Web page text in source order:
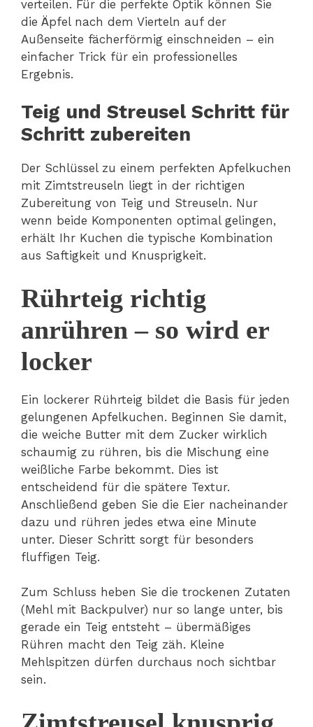
verteilen. Für die perfekte Optik können Sie
die Äpfel nach dem Vierteln auf der
Außenseite fächerförmig einschneiden – ein
einfacher Trick für ein professionelles
Ergebnis.
Teig und Streusel Schritt für
Schritt zubereiten
Der Schlüssel zu einem perfekten Apfelkuchen
mit Zimtstreuseln liegt in der richtigen
Zubereitung von Teig und Streuseln. Nur
wenn beide Komponenten optimal gelingen,
erhält Ihr Kuchen die typische Kombination
aus Saftigkeit und Knusprigkeit.
Rührteig richtig
anrühren – so wird er
locker
Ein lockerer Rührteig bildet die Basis für jeden
gelungenen Apfelkuchen. Beginnen Sie damit,
die weiche Butter mit dem Zucker wirklich
schaumig zu rühren, bis die Mischung eine
weißliche Farbe bekommt. Dies ist
entscheidend für die spätere Textur.
Anschließend geben Sie die Eier nacheinander
dazu und rühren jedes etwa eine Minute
unter. Dieser Schritt sorgt für besonders
fluffigen Teig.
Zum Schluss heben Sie die trockenen Zutaten
(Mehl mit Backpulver) nur so lange unter, bis
gerade ein Teig entsteht – übermäßiges
Rühren macht den Teig zäh. Kleine
Mehlspitzen dürfen durchaus noch sichtbar
sein.